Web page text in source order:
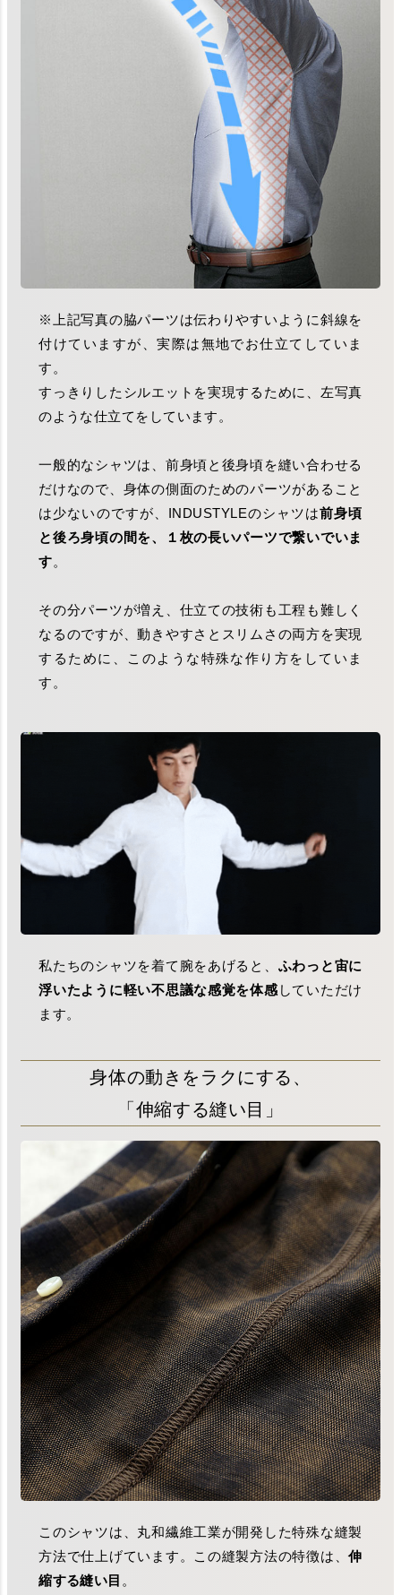
※上記写真の脇パーツは伝わりやすいように斜線を
付けていますが、実際は無地でお仕立てしていま
す。
すっきりしたシルエットを実現するために、左写真
のような仕立てをしています。
一般的なシャツは、前身頃と後身頃を縫い合わせる
だけなので、身体の側面のためのパーツがあること
は少ないのですが、INDUSTYLEのシャツは前身頃
と後ろ身頃の間を、１枚の長いパーツで繋いでいま
す。
その分パーツが増え、仕立ての技術も工程も難しく
なるのですが、動きやすさとスリムさの両方を実現
するために、このような特殊な作り方をしていま
す。
私たちのシャツを着て腕をあげると、 ふわっと宙に
浮いたように軽い不思議な感覚を体感 していただけ
ます。
身体の動きをラクにする、
「伸縮する縫い目」
このシャツは、丸和繊維工業が開発した特殊な縫製
方法で仕上げています。この縫製方法の特徴は、伸
縮する縫い目 。